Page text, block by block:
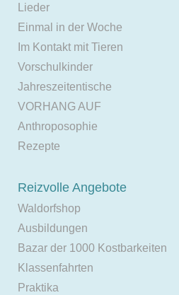
Lieder
Einmal in der Woche
Im Kontakt mit Tieren
Vorschulkinder
Jahreszeitentische
VORHANG AUF
Anthroposophie
Rezepte
Reizvolle Angebote
Waldorfshop
Ausbildungen
Bazar der 1000 Kostbarkeiten
Klassenfahrten
Praktika